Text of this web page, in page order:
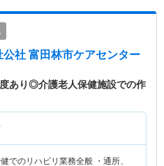
社 富田林市ケアセンター
あり◎介護老人保健施設での作
でのリハビリ業務全般 ・通所、